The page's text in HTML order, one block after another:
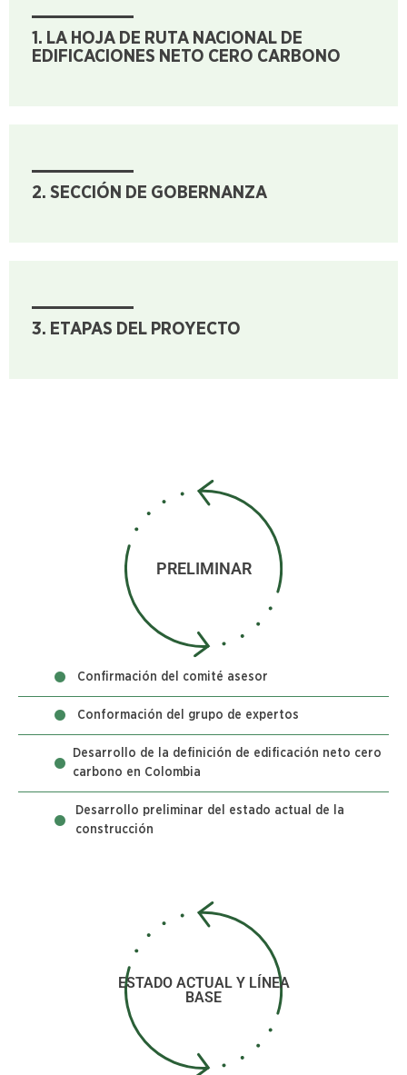
1. LA HOJA DE RUTA NACIONAL DE
EDIFICACIONES NETO CERO CARBONO
2. SECCIÓN DE GOBERNANZA
3. ETAPAS DEL PROYECTO
PRELIMINAR
Confirmación del comité asesor
Conformación del grupo de expertos
Desarrollo de la definición de edificación neto cero
carbono en Colombia
Desarrollo preliminar del estado actual de la
construcción
ESTADO ACTUAL Y LÍNEA
BASE